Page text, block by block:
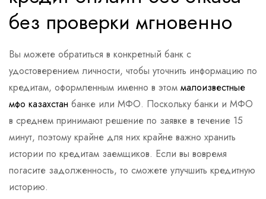
без проверки мгновенно
Вы можете обратиться в конкретный банк с
удостоверением личности, чтобы уточнить информацию по
кредитам, оформленным именно в этом малоизвестные
мфо казахстан банке или МФО. Поскольку банки и МФО
в среднем принимают решение по заявке в течение 15
минут, поэтому крайне для них крайне важно хранить
истории по кредитам заемщиков. Если вы вовремя
погасите задолженность, то сможете улучшить кредитную
историю.